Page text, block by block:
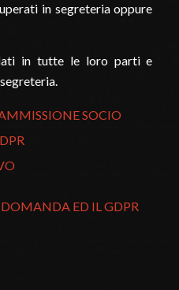
in segreteria oppure
in tutte le loro parti e
SOCIO
ED IL GDPR